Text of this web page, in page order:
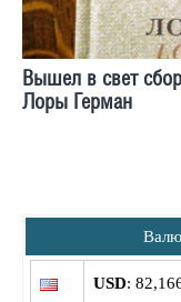
Вышел в свет
Лоры Герман
USD: